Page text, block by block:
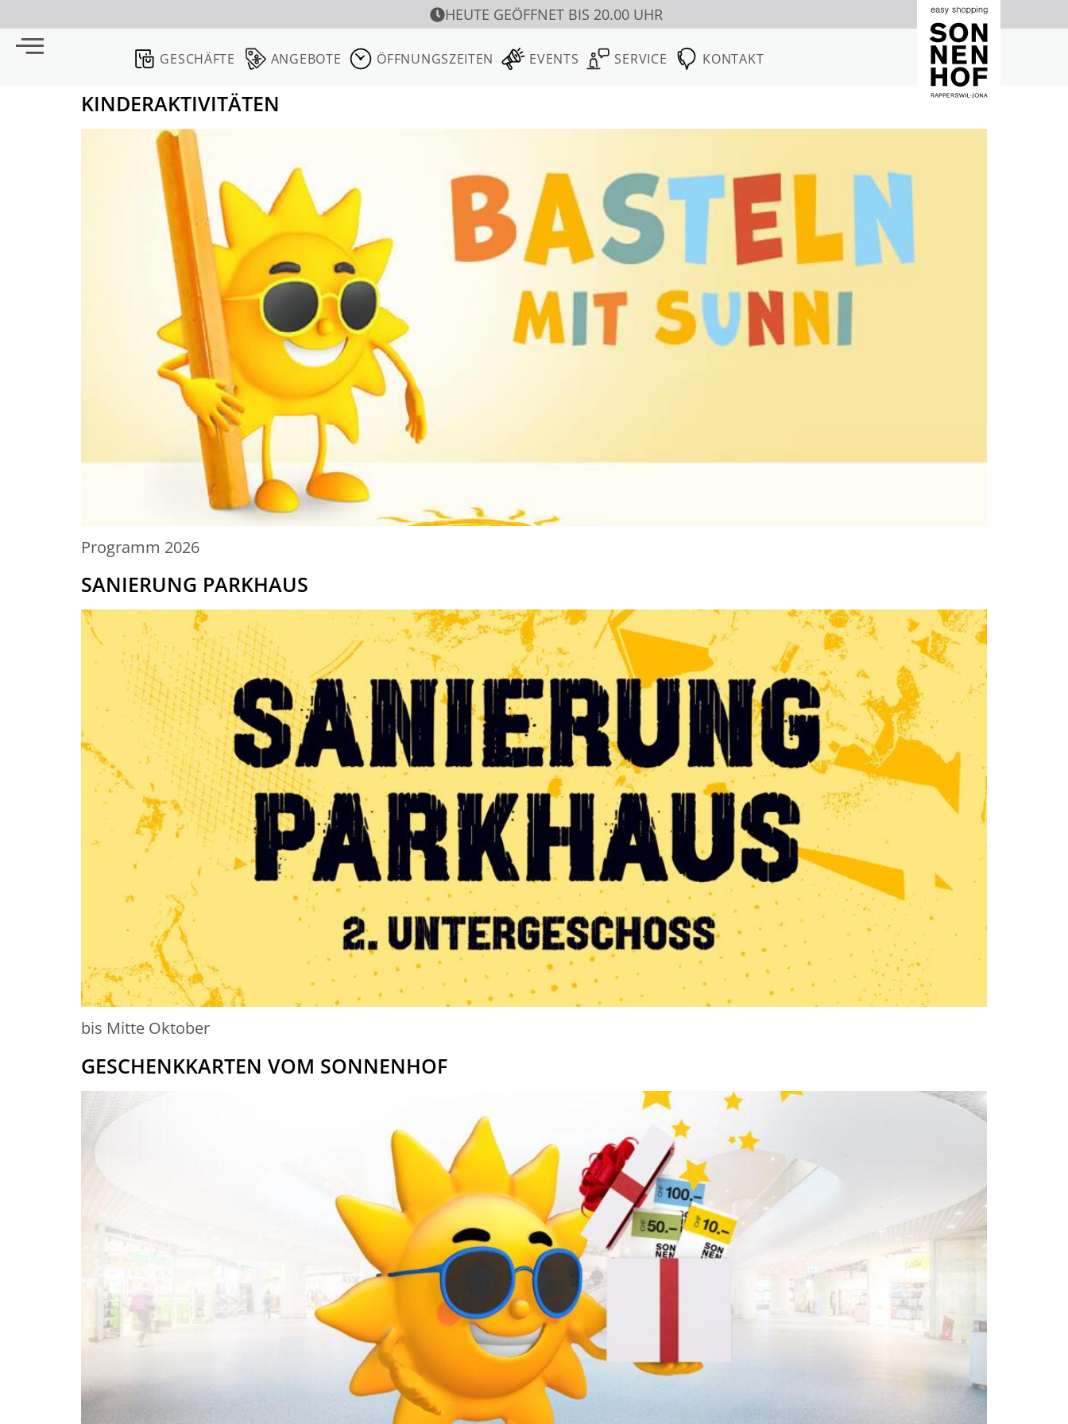
HEUTE GEÖFFNET BIS 20.00 UHR
GESCHÄFTE ANGEBOTE ÖFFNUNGSZEITEN EVENTS SERVICE KONTAKT
KINDERAKTIVITÄTEN
Programm 2026
SANIERUNG PARKHAUS
bis Mitte Oktober
GESCHENKKARTEN VOM SONNENHOF